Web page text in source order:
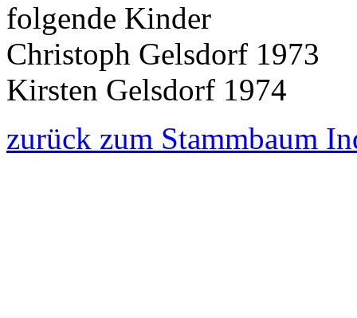
folgende Kinder
Christoph Gelsdorf 1973
Kirsten Gelsdorf 1974
zurück zum Stammbaum